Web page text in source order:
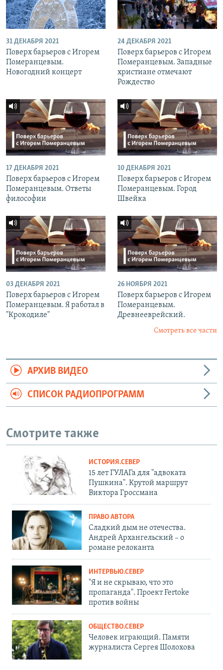
31 ДЕКАБРЯ 2021
Поверх барьеров с Игорем
Померанцевым.
Новогодний концерт
24 ДЕКАБРЯ 2021
Поверх барьеров с Игорем
Померанцевым. Западные
христиане отмечают
Рождество
17 ДЕКАБРЯ 2021
Поверх барьеров с Игорем
Померанцевым. Ответы
философии
10 ДЕКАБРЯ 2021
Поверх барьеров с Игорем
Померанцевым. Город
Швейка
03 ДЕКАБРЯ 2021
Поверх барьеров с Игорем
Померанцевым. Я работал в
"Крокодиле"
26 НОЯБРЯ 2021
Поверх барьеров с Игорем
Померанцевым.
Древнееврейский.
Смотреть все части
АРХИВ ВИДЕО
СПИСОК РАДИОПРОГРАММ
Смотрите также
ИСТОРИЯ.СЕВЕР
15 лет ГУЛАГа для "адвоката
Пушкина". Крутой маршрут
Виктора Гроссмана
ПРАВО АВТОРА
Сладкий дым не отечества.
Андрей Архангельский – о
романе релоканта
ИНТЕРВЬЮ.СЕВЕР
"Я и не скрываю, что это
пропаганда". Проект Fertoke
против войны
ОБЩЕСТВО.СЕВЕР
Человек играющий. Памяти
журналиста Сергея Шолохова